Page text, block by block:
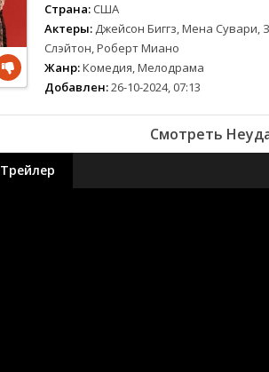
Страна: США
Актеры: Джейсон Биггз, Мена Сувари,
Слэйтон, Роберт Миано
Жанр:Комедия, Мелодрама
Добавлен:26-10-2024, 07:13
Смотреть
Трейлер